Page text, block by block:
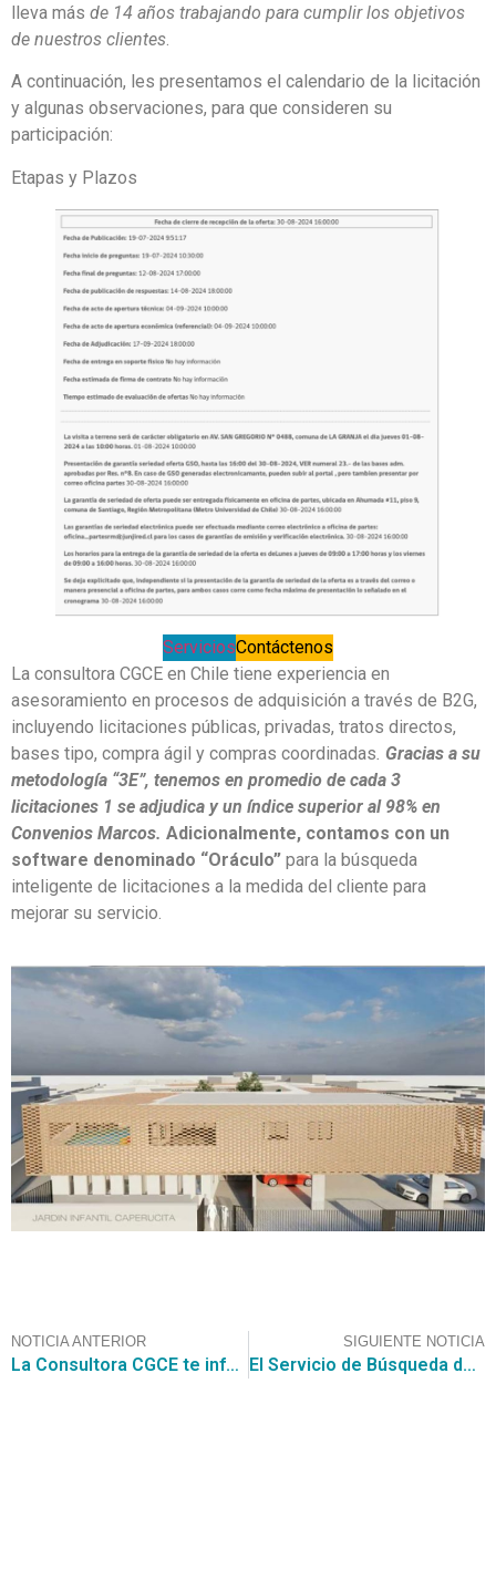
lleva más de 14 años trabajando para cumplir los objetivos
de nuestros clientes.
A continuación, les presentamos el calendario de la licitación
y algunas observaciones, para que consideren su
participación:
Etapas y Plazos
ServiciosContáctenos
La consultora CGCE en Chile tiene experiencia en
asesoramiento en procesos de adquisición a través de B2G,
incluyendo licitaciones públicas, privadas, tratos directos,
bases tipo, compra ágil y compras coordinadas. Gracias a su
metodología “3E”, tenemos en promedio de cada 3
licitaciones 1 se adjudica y un índice superior al 98% en
Convenios Marcos. Adicionalmente, contamos con un
software denominado “Oráculo” para la búsqueda
inteligente de licitaciones a la medida del cliente para
mejorar su servicio.
NOTICIA ANTERIOR
La Consultora CGCE te informa sobre la Gran Compra de la Ilustre Municipalidad de Pudahuel
SIGUIENTE NOTICIA
El Servicio de Búsqueda de la Consultora, encontró una licitación de la I. Municipalidad del Tabo por $1.200.000.000